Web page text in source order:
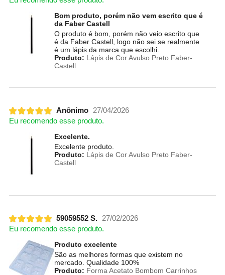
Bom produto, porém não vem escrito que é
da Faber Castell
O produto é bom, porém não veio escrito que
é da Faber Castell, logo não sei se realmente
é um lápis da marca que escolhi.
Produto: Lápis de Cor Avulso Preto Faber-
Castell
Anônimo
27/04/2026
Eu recomendo esse produto.
Excelente.
Excelente produto.
Produto: Lápis de Cor Avulso Preto Faber-
Castell
59059552 S.
27/02/2026
Eu recomendo esse produto.
Produto excelente
São as melhores formas que existem no
mercado. Qualidade 100%
Produto: Forma Acetato Bombom Carrinhos